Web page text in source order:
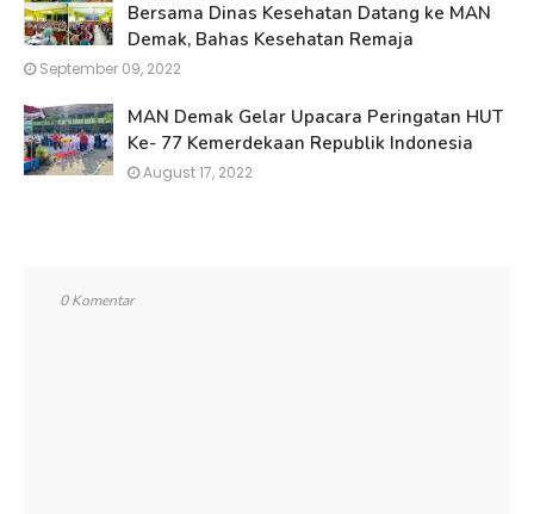
Bersama Dinas Kesehatan Datang ke MAN
Demak, Bahas Kesehatan Remaja
September 09, 2022
MAN Demak Gelar Upacara Peringatan HUT
Ke- 77 Kemerdekaan Republik Indonesia
August 17, 2022
0 Komentar